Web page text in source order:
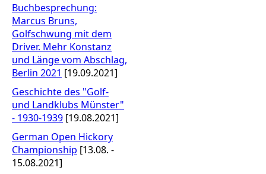
Buchbesprechung:
Marcus Bruns,
Golfschwung mit dem
Driver. Mehr Konstanz
und Länge vom Abschlag,
Berlin 2021 [19.09.2021]
Geschichte des "Golf-
und Landklubs Münster"
- 1930-1939 [19.08.2021]
German Open Hickory
Championship [13.08. -
15.08.2021]